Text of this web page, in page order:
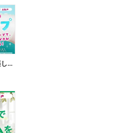
メイクキープで夏でもメイクが楽しくなる!